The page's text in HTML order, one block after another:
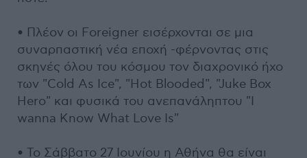
• Πλέον οι Foreigner εισέρχονται σε μια
συναρπαστική νέα εποχή -φέρνοντας στις
σκηνές όλου του κόσμου τον διαχρονικό ήχο
των "Cold As Ice", "Hot Blooded", "Juke Box
Hero" και φυσικά του ανεπανάληπτου "I
wanna Know What Love Is"
• Το Σάββατο 27 Ιουνίου η Αθήνα θα είναι